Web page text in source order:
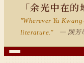
「余光中在
"Wherever Yu
literature."
— 陳芳